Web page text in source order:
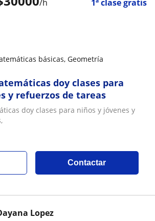
/h 1ª clase gratis
básicas, Geometría
doy clases para
y refuerzos de tareas
doy clases para niños y jóvenes y
Contactar
Lopez